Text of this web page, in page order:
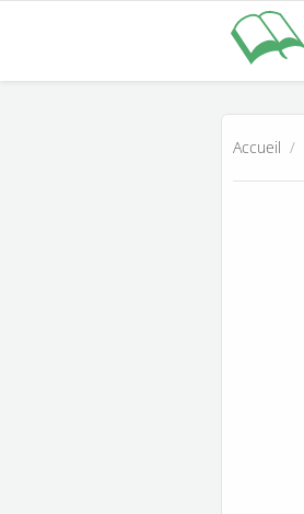
Accueil /